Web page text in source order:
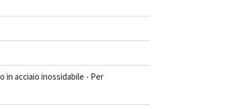
in acciaio inossidabile - Per